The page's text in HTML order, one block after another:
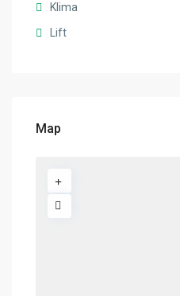
Klima
Lift
Map